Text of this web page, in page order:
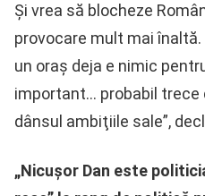
Şi vrea să blocheze
provocare mult mai
un oraş deja e nimic
important… probabil trece
dânsul ambiţiile sale”,
„Nicușor Dan este